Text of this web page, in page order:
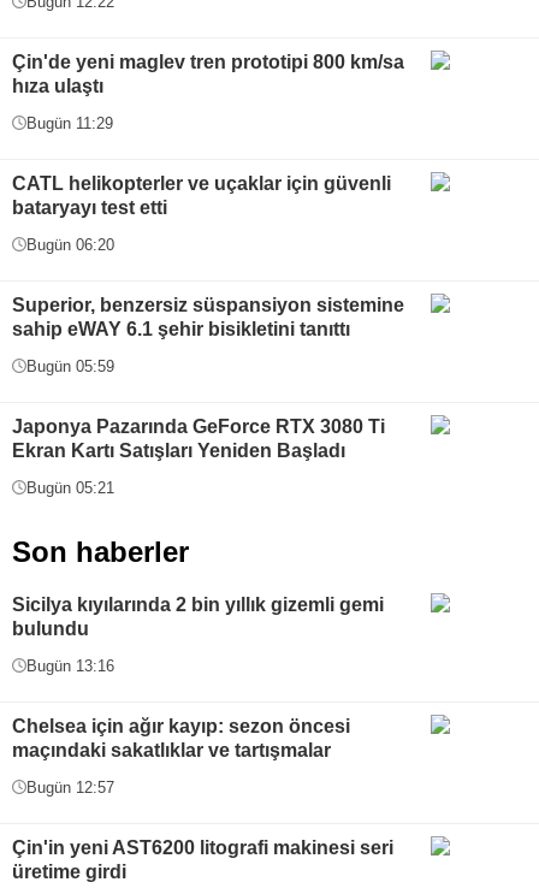
Çin'de yeni maglev tren prototipi 800 km/sa
hıza ulaştı
Bugün 11:29
CATL helikopterler ve uçaklar için güvenli
bataryayı test etti
Bugün 06:20
Superior, benzersiz süspansiyon sistemine
sahip eWAY 6.1 şehir bisikletini tanıttı
Bugün 05:59
Japonya Pazarında GeForce RTX 3080 Ti
Ekran Kartı Satışları Yeniden Başladı
Bugün 05:21
Son haberler
Sicilya kıyılarında 2 bin yıllık gizemli gemi
bulundu
Bugün 13:16
Chelsea için ağır kayıp: sezon öncesi
maçındaki sakatlıklar ve tartışmalar
Bugün 12:57
Çin'in yeni AST6200 litografi makinesi seri
üretime girdi